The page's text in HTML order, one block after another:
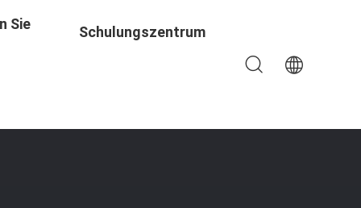
Sie
Schulungszentrum